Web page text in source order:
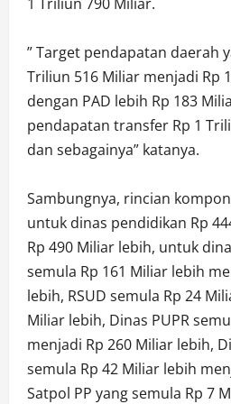
” Target pendapatan daerah
Triliun 516 Miliar menjadi Rp
dengan PAD lebih Rp 183
pendapatan transfer Rp 1
dan sebagainya” katanya.
Sambungnya, rincian
untuk dinas pendidikan Rp
Rp 490 Miliar lebih, untuk
semula Rp 161 Miliar lebih
lebih, RSUD semula Rp 24
Miliar lebih, Dinas PUPR
menjadi Rp 260 Miliar lebih,
semula Rp 42 Miliar lebih
Satpol PP yang semula Rp 7